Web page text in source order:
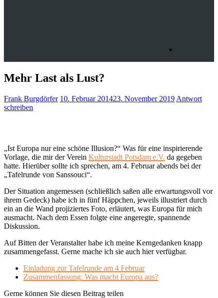
Mehr Last als Lust?
Frank Burgdörfer 10. Februar 201423. November 2019 Antwort
schreiben
„Ist Europa nur eine schöne Illusion?“ Was für eine inspirierende
Vorlage, die mir der Verein Kulturstadt Potsdam e.V. da gegeben
hatte. Hierüber sollte ich sprechen, am 4. Februar abends bei der
„Tafelrunde von Sanssouci“.
Der Situation angemessen (schließlich saßen alle erwartungsvoll vor
ihrem Gedeck) habe ich in fünf Häppchen, jeweils illustriert durch
ein an die Wand projiziertes Foto, erläutert, was Europa für mich
ausmacht. Nach dem Essen folgte eine angeregte, spannende
Diskussion.
Auf Bitten der Veranstalter habe ich meine Kerngedanken knapp
zusammengefasst. Gerne mache ich sie auch hier verfügbar.
Einladung zur Tafelrunde am 4 Februar
Zusammenfassung: Was macht Europa aus?
Gerne können Sie diesen Beitrag teilen